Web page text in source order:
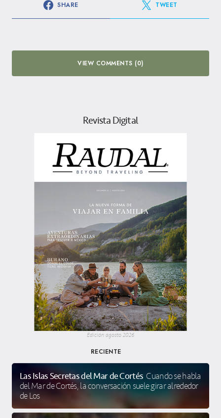
SHARE TWEET
VIEW COMMENTS (0)
Revista Digital
Edición agosto 2026
RECIENTE
Las Islas Secretas del Mar de Cortés Cuando se habla
del Mar de Cortés, la conversación suele girar alrededor
de Los